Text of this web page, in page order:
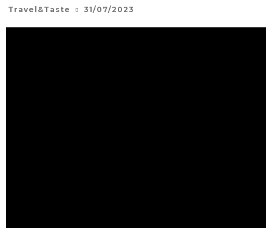
Travel&Taste 31/07/2023